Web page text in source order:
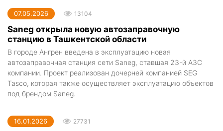
07.05.2026 13104
Saneg открыла новую автозаправочную
станцию в Ташкентской области
В городе Ангрен введена в эксплуатацию новая
автозаправочная станция сети Saneg, ставшая 23-й АЗС
компании. Проект реализован дочерней компанией SEG
Tasco, которая также осуществляет эксплуатацию объектов
под брендом Saneg.
16.01.2026 27731